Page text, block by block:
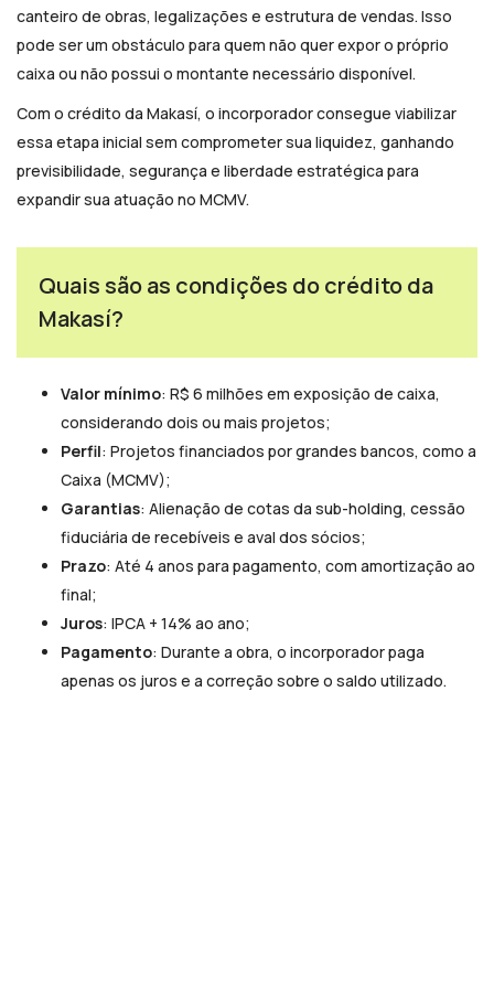
canteiro de obras, legalizações e estrutura de vendas. Isso
pode ser um obstáculo para quem não quer expor o próprio
caixa ou não possui o montante necessário disponível.
Com o crédito da Makasí, o incorporador consegue viabilizar
essa etapa inicial sem comprometer sua liquidez, ganhando
previsibilidade, segurança e liberdade estratégica para
expandir sua atuação no MCMV.
Quais são as condições do crédito da
Makasí?
Valor mínimo: R$ 6 milhões em exposição de caixa,
considerando dois ou mais projetos;
Perfil: Projetos financiados por grandes bancos, como a
Caixa (MCMV);
Garantias: Alienação de cotas da sub-holding, cessão
fiduciária de recebíveis e aval dos sócios;
Prazo: Até 4 anos para pagamento, com amortização ao
final;
Juros: IPCA + 14% ao ano;
Pagamento: Durante a obra, o incorporador paga
apenas os juros e a correção sobre o saldo utilizado.